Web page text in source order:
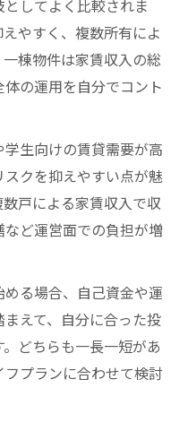
してよく比較されま
やすく、複数所有によ
棟物件は家賃収入の総
の運用を自分でコント
生向けの賃貸需要が高
クを抑えやすい点が魅
戸による家賃収入で収
ど運営面での負担が増
る場合、自己資金や運
えて、自分に合った投
どちらも一長一短があ
プランに合わせて検討